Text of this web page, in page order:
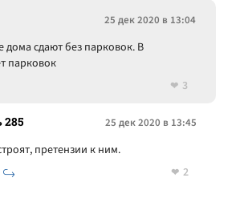
25 дек 2020 в 13:04
дома сдают без парковок. В
парковок
3
285 25 дек 2020 в 13:45
претензии к ним.
2